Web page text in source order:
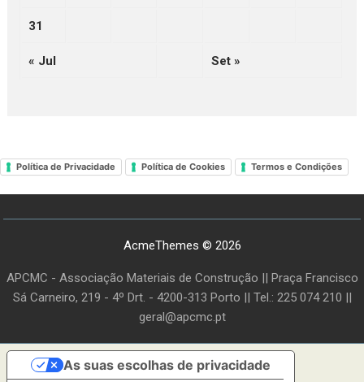
31
« Jul Set »
Política de Privacidade Política de Cookies Termos e Condições
AcmeThemes © 2026
APCMC - Associação Materiais de Construção || Praça Francisco
Sá Carneiro, 219 - 4º Drt. - 4200-313 Porto || Tel.: 225 074 210 ||
geral@apcmc.pt
As suas escolhas de privacidade